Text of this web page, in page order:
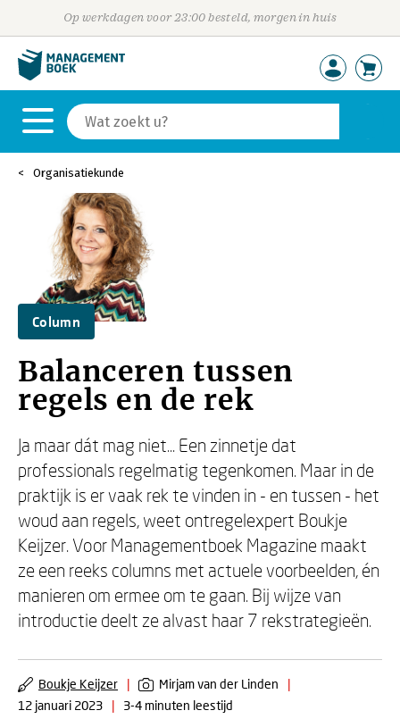
Op werkdagen voor 23:00 besteld, morgen in huis
Organisatiekunde
Column
Balanceren tussen
regels en de rek
Ja maar dát mag niet... Een zinnetje dat
professionals regelmatig tegenkomen. Maar in de
praktijk is er vaak rek te vinden in - en tussen - het
woud aan regels, weet ontregelexpert Boukje
Keijzer. Voor Managementboek Magazine maakt
ze een reeks columns met actuele voorbeelden, én
manieren om ermee om te gaan. Bij wijze van
introductie deelt ze alvast haar 7 rekstrategieën.
Boukje Keijzer | Mirjam van der Linden
|
12 januari 2023
| 3-4 minuten leestijd